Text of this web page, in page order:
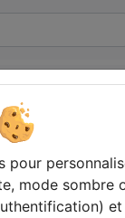
pour
mode sombre
et